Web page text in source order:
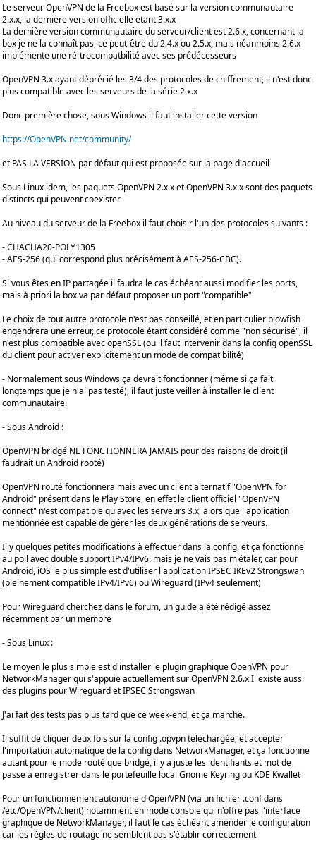
Le serveur OpenVPN de la Freebox est basé sur la version communautaire
2.x.x, la dernière version officielle étant 3.x.x
La dernière version communautaire du serveur/client est 2.6.x, concernant la
box je ne la connaît pas, ce peut-être du 2.4.x ou 2.5.x, mais néanmoins 2.6.x
implémente une ré-trocompatbilité avec ses prédécesseurs
OpenVPN 3.x ayant déprécié les 3/4 des protocoles de chiffrement, il n'est donc
plus compatible avec les serveurs de la série 2.x.x
Donc première chose, sous Windows il faut installer cette version
https://OpenVPN.net/community/
et PAS LA VERSION par défaut qui est proposée sur la page d'accueil
Sous Linux idem, les paquets OpenVPN 2.x.x et OpenVPN 3.x.x sont des paquets
distincts qui peuvent coexister
Au niveau du serveur de la Freebox il faut choisir l'un des protocoles suivants :
- CHACHA20-POLY1305
- AES-256 (qui correspond plus précisément à AES-256-CBC).
Si vous êtes en IP partagée il faudra le cas échéant aussi modifier les ports,
mais à priori la box va par défaut proposer un port "compatible"
Le choix de tout autre protocole n'est pas conseillé, et en particulier blowfish
engendrera une erreur, ce protocole étant considéré comme "non sécurisé", il
n'est plus compatible avec openSSL (ou il faut intervenir dans la config openSSL
du client pour activer explicitement un mode de compatibilité)
- Normalement sous Windows ça devrait fonctionner (même si ça fait
longtemps que je n'ai pas testé), il faut juste veiller à installer le client
communautaire.
- Sous Android :
OpenVPN bridgé NE FONCTIONNERA JAMAIS pour des raisons de droit (il
faudrait un Android rooté)
OpenVPN routé fonctionnera mais avec un client alternatif "OpenVPN for
Android" présent dans le Play Store, en effet le client officiel "OpenVPN
connect" n'est compatible qu'avec les serveurs 3.x, alors que l'application
mentionnée est capable de gérer les deux générations de serveurs.
Il y quelques petites modifications à effectuer dans la config, et ça fonctionne
au poil avec double support IPv4/IPv6, mais je ne vais pas m'étaler, car pour
Android, iOS le plus simple est d'utiliser l'application IPSEC IKEv2 Strongswan
(pleinement compatible IPv4/IPv6) ou Wireguard (IPv4 seulement)
Pour Wireguard cherchez dans le forum, un guide a été rédigé assez
récemment par un membre
- Sous Linux :
Le moyen le plus simple est d'installer le plugin graphique OpenVPN pour
NetworkManager qui s'appuie actuellement sur OpenVPN 2.6.x Il existe aussi
des plugins pour Wireguard et IPSEC Strongswan
J'ai fait des tests pas plus tard que ce week-end, et ça marche.
Il suffit de cliquer deux fois sur la config .opvpn téléchargée, et accepter
l'importation automatique de la config dans NetworkManager, et ça fonctionne
autant pour le mode routé que bridgé, il y a juste les identifiants et mot de
passe à enregistrer dans le portefeuille local Gnome Keyring ou KDE Kwallet
Pour un fonctionnement autonome d'OpenVPN (via un fichier .conf dans
/etc/OpenVPN/client) notamment en mode console qui n'offre pas l'interface
graphique de NetworkManager, il faut le cas échéant amender le configuration
car les règles de routage ne semblent pas s'établir correctement